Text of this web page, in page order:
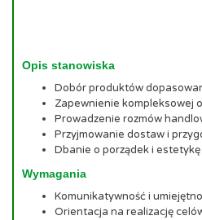
Opis stanowiska
Dobór produktów
Zapewnienie kompleksowej
Prowadzenie rozmów
Przyjmowanie dostaw i
Dbanie o porządek i
Wymagania
Komunikatywność i
Orientacja na realizację